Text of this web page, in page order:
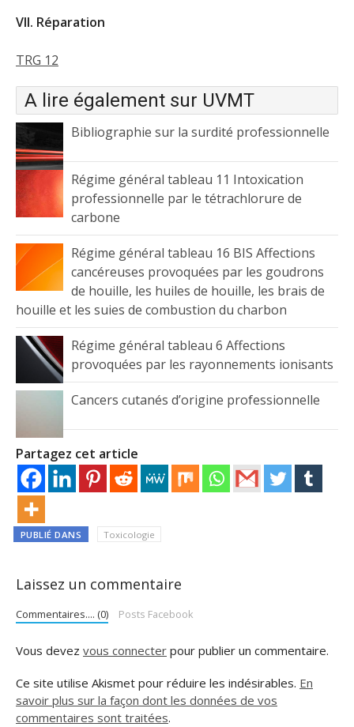
VII. Réparation
TRG 12
A lire également sur UVMT
Bibliographie sur la surdité professionnelle
Régime général tableau 11 Intoxication
professionnelle par le tétrachlorure de
carbone
Régime général tableau 16 BIS Affections
cancéreuses provoquées par les goudrons
de houille, les huiles de houille, les brais de
houille et les suies de combustion du charbon
Régime général tableau 6 Affections
provoquées par les rayonnements ionisants
Cancers cutanés d’origine professionnelle
Partagez cet article
PUBLIÉ DANS Toxicologie
Laissez un commentaire
Commentaires.... (0) Posts Facebook
Vous devez vous connecter pour publier un commentaire.
Ce site utilise Akismet pour réduire les indésirables. En
savoir plus sur la façon dont les données de vos
commentaires sont traitées.